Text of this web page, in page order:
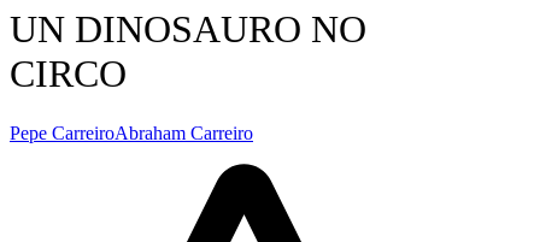
UN DINOSAURO NO
CIRCO
Pepe CarreiroAbraham Carreiro